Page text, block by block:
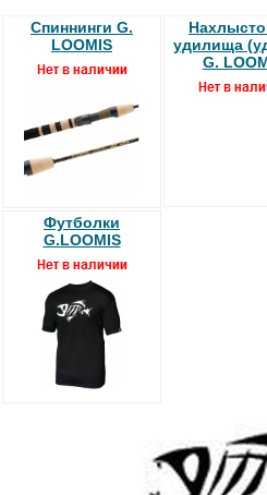
Спиннинги G.
LOOMIS
удилища
G.
Футболки
G.LOOMIS